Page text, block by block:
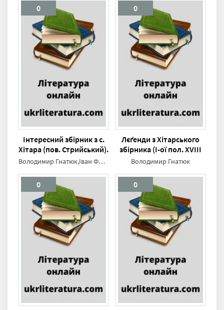
0
Інтересний збірник з с.
Хітара (пов. Стрийський).
Тимчасові відомостиВолодимир Гнатюк,Іван Франко
0
Лєґенди з Хітарського
збірника (І-ої пол. XVIII
в.)
Володимир Гнатюк
0 0